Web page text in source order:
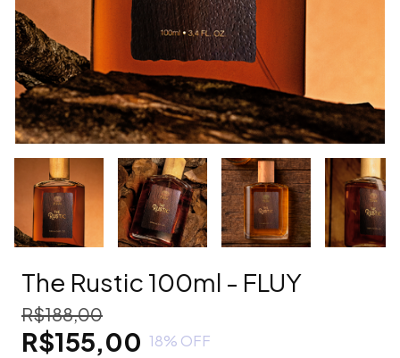
The Rustic 100ml - FLUY
R$188,00
R$155,00 18% OFF